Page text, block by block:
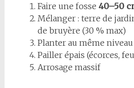
Faire une fosse 40–50
Mélanger : terre de
de bruyère (30 % max)
Planter au même
Pailler épais (écorces,
Arrosage massif